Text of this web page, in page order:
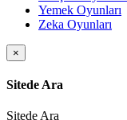
Yemek Oyunları
Zeka Oyunları
×
Sitede Ara
Sitede Ara